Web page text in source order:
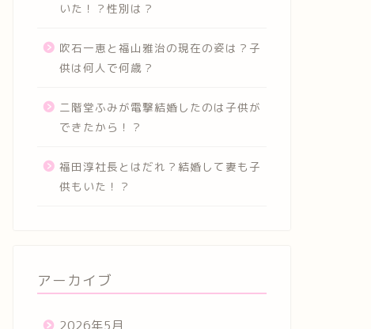
いた！？性別は？
吹石一恵と福山雅治の現在の姿は？子
供は何人で何歳？
二階堂ふみが電撃結婚したのは子供が
できたから！？
福田淳社長とはだれ？結婚して妻も子
供もいた！？
アーカイブ
2026年5月